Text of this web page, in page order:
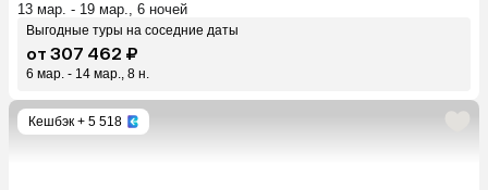
13 мар. - 19 мар., 6 ночей
Выгодные туры на соседние даты
от 307 462 ₽
6 мар. - 14 мар., 8 н.
Кешбэк + 5 518